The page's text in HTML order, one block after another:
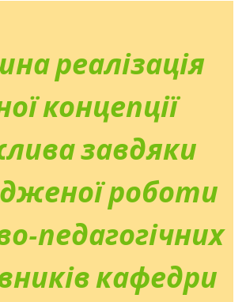
реалізація
концепції
завдяки
роботи
педагогічних
кафедри